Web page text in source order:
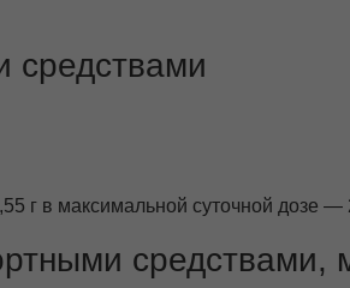
средствами
г в максимальной суточной дозе —
средствами,